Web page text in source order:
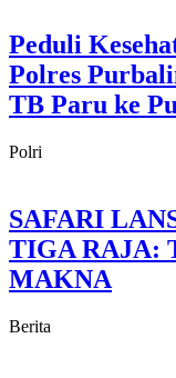
Peduli
Polres
TB Paru ke
Polri
SAFARI
TIGA RAJA:
MAKNA
Berita